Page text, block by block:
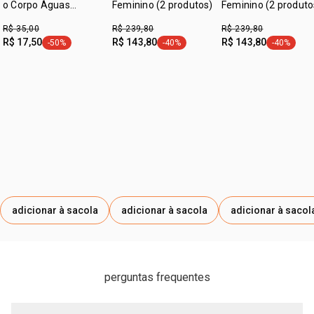
o Corpo Águas
R$ 35,00
R$ 17,50 etiqueta -50%
-50%
adicionar à sacola
Feminino (2 produtos)
R$ 239,80
R$ 143,80 etiqueta -40%
-40%
adicionar à sacola
Feminino (2
R$ 239,80
R$ 143,80 etiqueta -
-40%
adicionar à
perguntas frequentes